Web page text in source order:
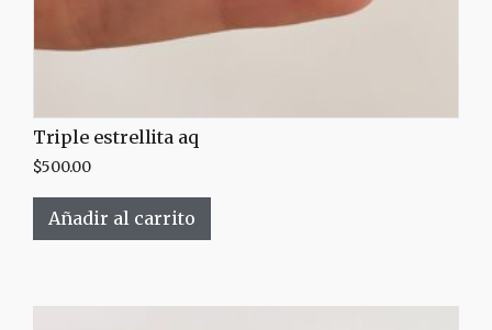
Triple estrellita aq
$500.00
Añadir al carrito